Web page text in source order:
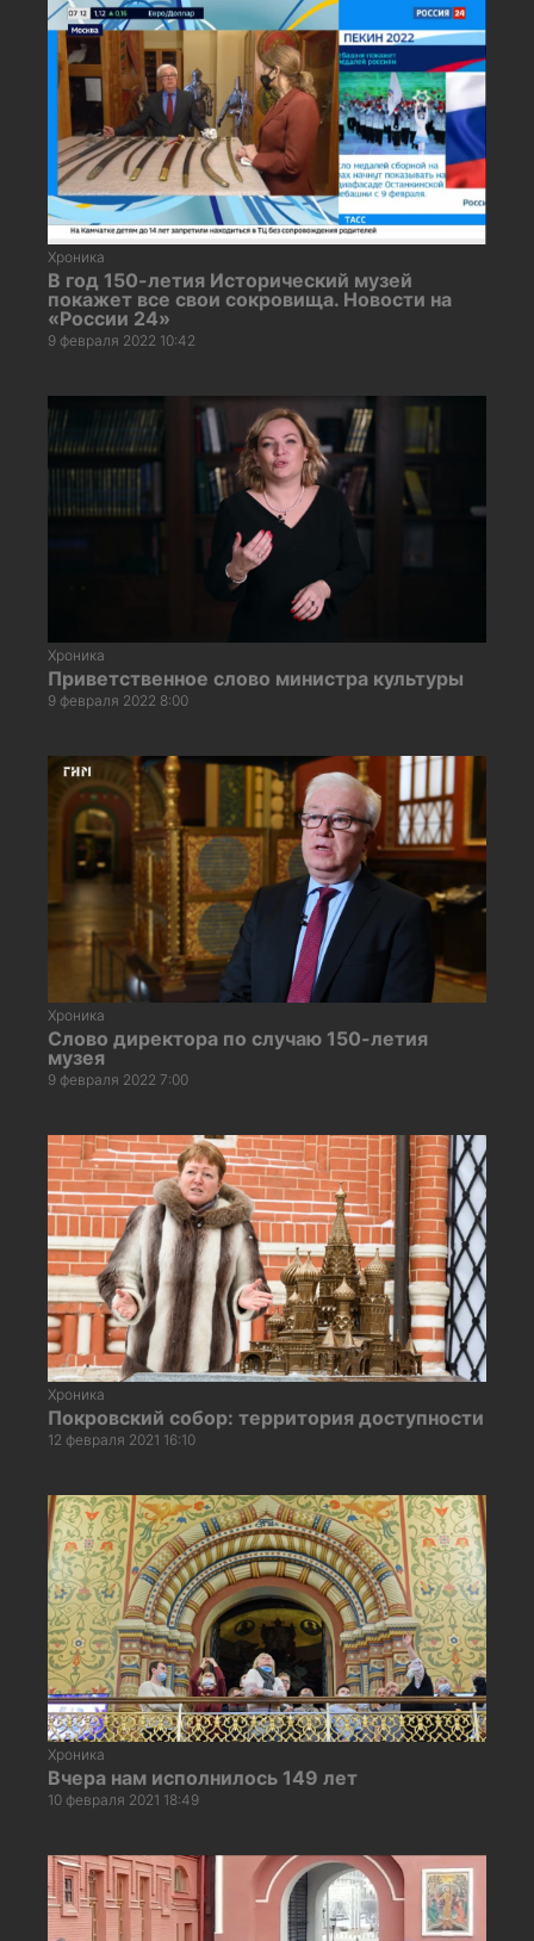
Хроника
В год 150-летия Исторический музей
покажет все свои сокровища. Новости на
«России 24»
9 февраля 2022 10:42
Хроника
Приветственное слово министра культуры
9 февраля 2022 8:00
Хроника
Слово директора по случаю 150-летия
музея
9 февраля 2022 7:00
Хроника
Покровский собор: территория доступности
12 февраля 2021 16:10
Хроника
Вчера нам исполнилось 149 лет
10 февраля 2021 18:49